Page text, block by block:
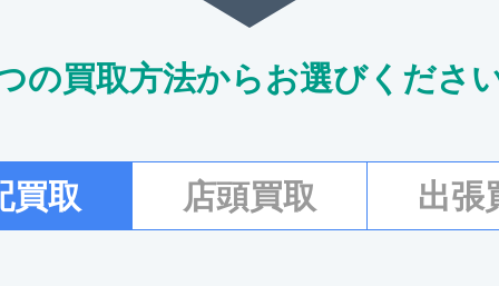
の買取方法からお選びくださ
買取 店頭買取 出張